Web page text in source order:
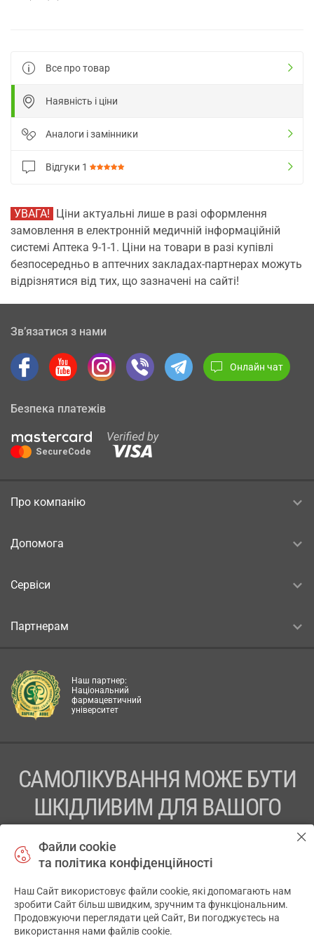
Все про товар
Наявність і ціни
Аналоги і замінники
Відгуки 1
УВАГА! Ціни актуальні лише в разі оформлення
замовлення в електронній медичній інформаційній
системі Аптека 9-1-1. Ціни на товари в разі купівлі
безпосередньо в аптечних закладах-партнерах можуть
відрізнятися від тих, що зазначені на сайті!
Зв’язатися з нами
Онлайн чат
Безпека платежів
Про компанію
Допомога
Сервіси
Партнерам
Наш партнер:
Національний
фармацевтичний
університет
САМОЛІКУВАННЯ МОЖЕ БУТИ
ШКІДЛИВИМ ДЛЯ ВАШОГО
ПЕРЕД ЗАСТОСУВАННЯМ ПРЕПАРАТУ ПРОКОНСУЛЬТУЙТЕСЬ
ТОВ «АПТЕКА 911.ЮА» Код ЄДРПОУ 43631965.
Відмова від відповідальності
Файли cookie
та політика конфіденційності
Наш Сайт використовує файли cookie, які допомагають нам
зробити Сайт більш швидким, зручним та функціональним.
Продовжуючи переглядати цей Сайт, Ви погоджуєтесь на
використання нами файлів cookie.
✕